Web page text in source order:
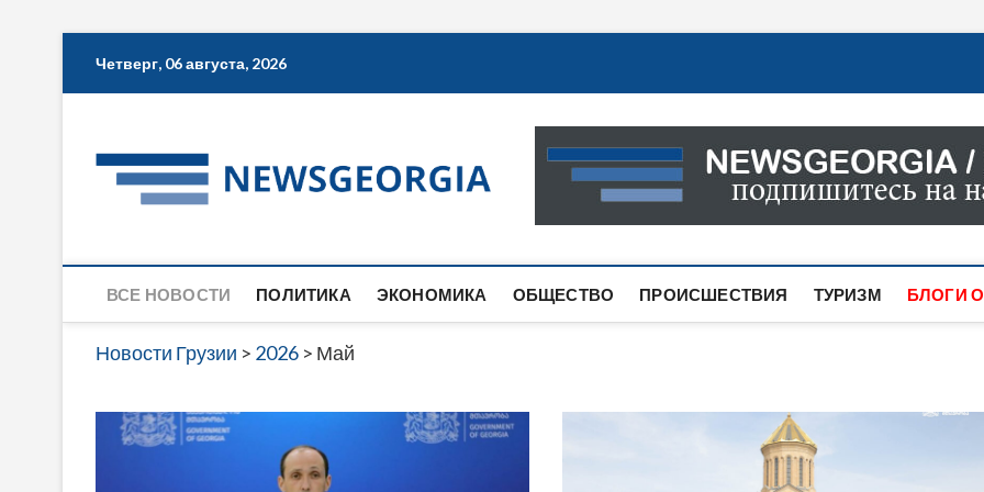
Четверг, 06 августа, 2026
Новости Грузии
САМАЯ АКТУАЛЬНАЯ ИНФОРМАЦИЯ О СОБЫТИЯХ
САЙТЕ ВЫ НАЙДЕТЕ НОВОСТИ ПОЛИТИКИ,
ВСЕ НОВОСТИ ПОЛИТИКА ЭКОНОМИКА ОБЩЕСТВО ПРОИСШЕСТВИЯ ТУРИЗМ БЛОГИ
Новости Грузии > 2026 > Май